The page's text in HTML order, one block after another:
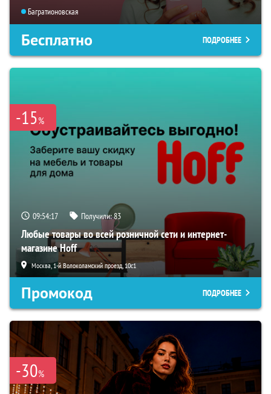
Багратионовская
Бесплатно ПОДРОБНЕЕ
-15%
09:54:16 Получили:83
Любые товары во всей розничной сети и интернет-
магазине Hoff
Москва, 1-й Волоколамский проезд, 10с1
Промокод ПОДРОБНЕЕ
-30%